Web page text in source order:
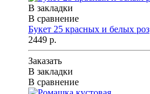
В закладки
В сравнение
Букет 25 красных и белых роз
2449 р.
Заказать
В закладки
В сравнение